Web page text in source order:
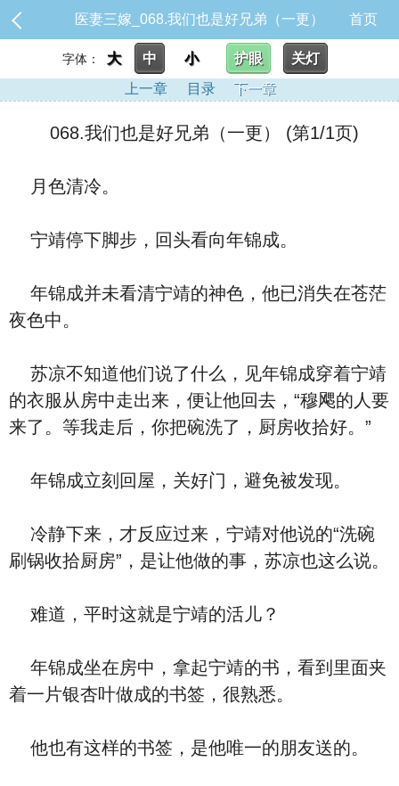
医妻三嫁_068.我们也是好兄弟（一更） 首页
字体： 大 中 小 护眼
关灯
上一章
目录 下一章
068.我们也是好兄弟（一更） (第1/1页)
月色清冷。
宁靖停下脚步，回头看向年锦成。
年锦成并未看清宁靖的神色，他已消失在苍茫
夜色中。
苏凉不知道他们说了什么，见年锦成穿着宁靖
的衣服从房中走出来，便让他回去，“穆飔的人要
来了。等我走后，你把碗洗了，厨房收拾好。”
年锦成立刻回屋，关好门，避免被发现。
冷静下来，才反应过来，宁靖对他说的“洗碗
刷锅收拾厨房”，是让他做的事，苏凉也这么说。
难道，平时这就是宁靖的活儿？
年锦成坐在房中，拿起宁靖的书，看到里面夹
着一片银杏叶做成的书签，很熟悉。
他也有这样的书签，是他唯一的朋友送的。